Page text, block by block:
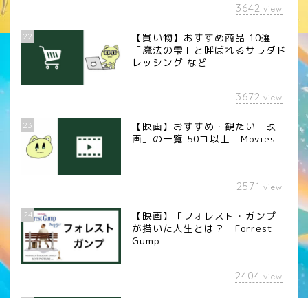
3642 view
22
【買い物】おすすめ商品 10選
「魔法の雫」と呼ばれるサラダド
レッシング など
3672 view
23
【映画】おすすめ・観たい「映
画」の一覧 50コ以上 Movies
2571 view
24
【映画】「フォレスト・ガンプ」
が描いた人生とは？ Forrest
Gump
2404 view